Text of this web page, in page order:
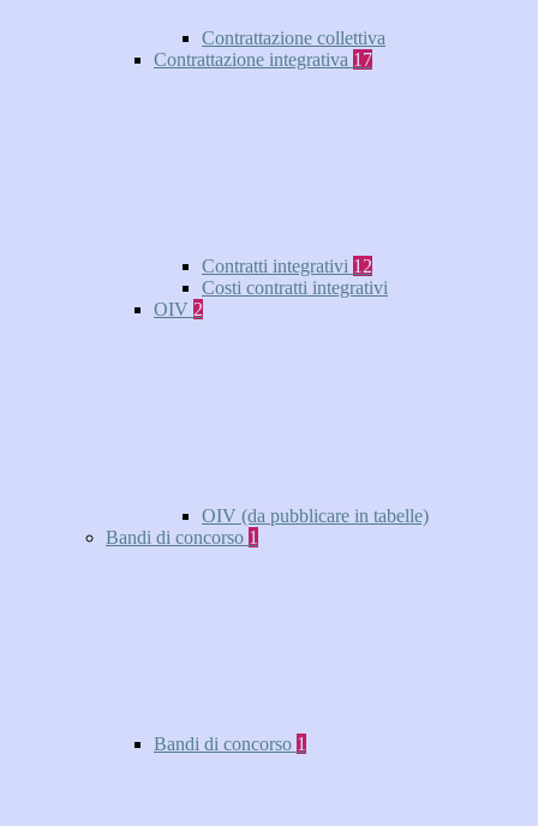
Contrattazione collettiva
Contrattazione integrativa 17
Contratti integrativi 12
Costi contratti integrativi
OIV 2
OIV (da pubblicare in tabelle)
Bandi di concorso 1
Bandi di concorso 1